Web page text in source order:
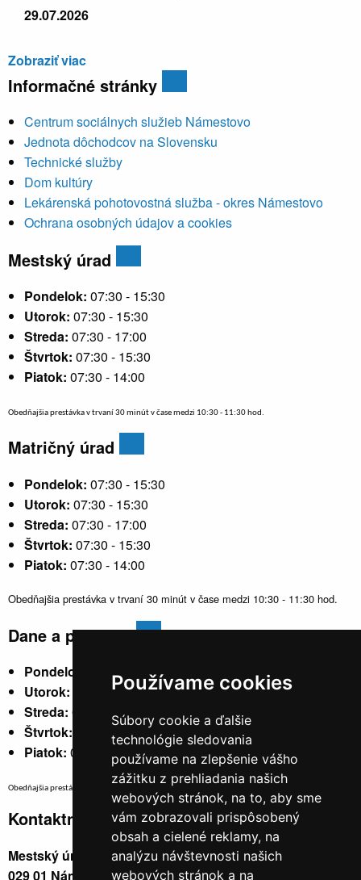
Používame cookies
Súbory cookie a ďalšie
technológie sledovania
používame na zlepšenie vášho
zážitku z prehliadania našich
webových stránok, na to, aby sme
vám zobrazovali prispôsobený
obsah a cielené reklamy, na
analýzu návštevnosti našich
webových stránok a na
29.07.2026
Zobraziť viac
Informačné stránky
Centrum sociálnych služieb Námestovo
Jednota dôchodcov na Slovensku
Technické služby
Dom kultúry
Lekárenská pohotovostná služba - okres Námestovo
Ochrana osobných údajov a cookies
Mestský úrad
Pondelok: 07:30 - 15:30
Utorok: 07:30 - 15:30
Streda: 07:30 - 17:00
Štvrtok: 07:30 - 15:30
Piatok: 07:30 - 14:00
Obedňajšia prestávka v trvaní 30 minút v čase medzi 10:30 - 11:30 hod.
Matričný úrad
Pondelok: 07:30 - 15:30
Utorok: 07:30 - 15:30
Streda: 07:30 - 17:00
Štvrtok: 07:30 - 15:30
Piatok: 07:30 - 14:00
Obedňajšia prestávka v trvaní 30 minút v čase medzi 10:30 - 11:30 hod.
Dane a poplatky
Pondelok:
07:30 - 15:30
Utorok:
nestránkový
Streda: 07:30 - 17:00
Štvrtok:
nestránkový
Piatok: 07:30 - 14:00
Obedňajšia prestávka v trvaní 30 minút v čase medzi 10:30 - 11:30 hod.
Kontaktné údaje
Mestský úrad, Cyrila a Metoda 329/6,
029 01 Námestovo